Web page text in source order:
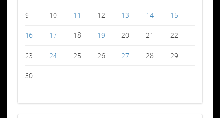
9 10 11 12 13 14 15
16 17 18 19 20 21 22
23 24 25 26 27 28 29
30